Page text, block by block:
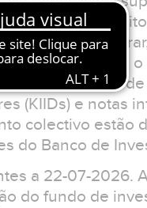
tivesse sido
deverá
não reflectem
documentos
(KIIDs) e notas
colectivo estão
do Banco de
a 22-07-2026.
do fundo de